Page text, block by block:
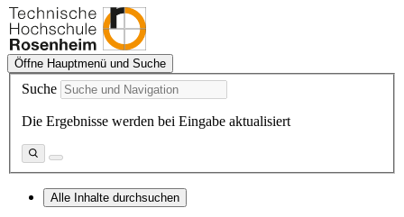
Öffne Hauptmenü und Suche
Suche
Die Ergebnisse werden bei Eingabe aktualisiert
Alle Inhalte durchsuchen